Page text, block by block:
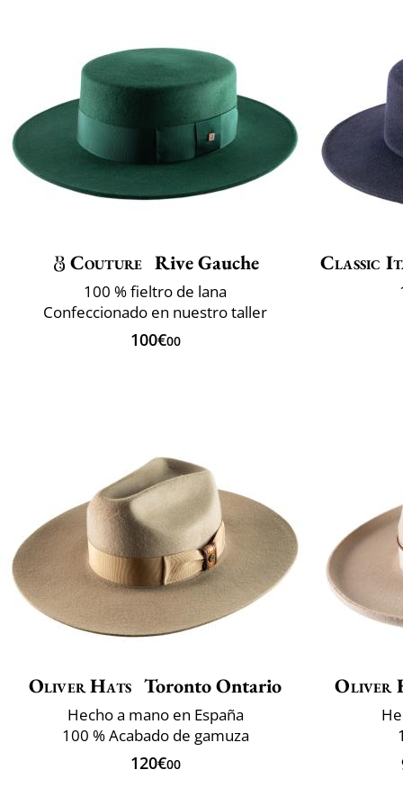
Couture Rive Gauche
100 % fieltro de lana
Confeccionado en nuestro taller
100€00
Classic
Oliver Hats Toronto Ontario
Hecho a mano en España
100 % Acabado de gamuza
120€00
Oliver